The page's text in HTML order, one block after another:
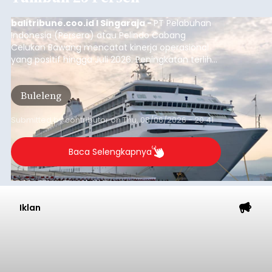
balitribune.coo.id I Singaraja -PT Pelabuhan
Indonesia (Persero) atau Pelindo Cabang
Celukan Bawang mencatat kinerja operasional
yang positif hingga Juli 2026. Peningkatan terlihat
dari arus kapal yang mencapai 1,48 juta Gross
Tonnage (GT), atau tumbuh 12,4 persen
dibandingkan periode yang sama tahun lalu
yang tercatat sebesar 1,32 juta GT.
Buleleng
Submitted bycontributoronThu, 08/06/2026 - 20:41
Baca Selengkapnya
Iklan